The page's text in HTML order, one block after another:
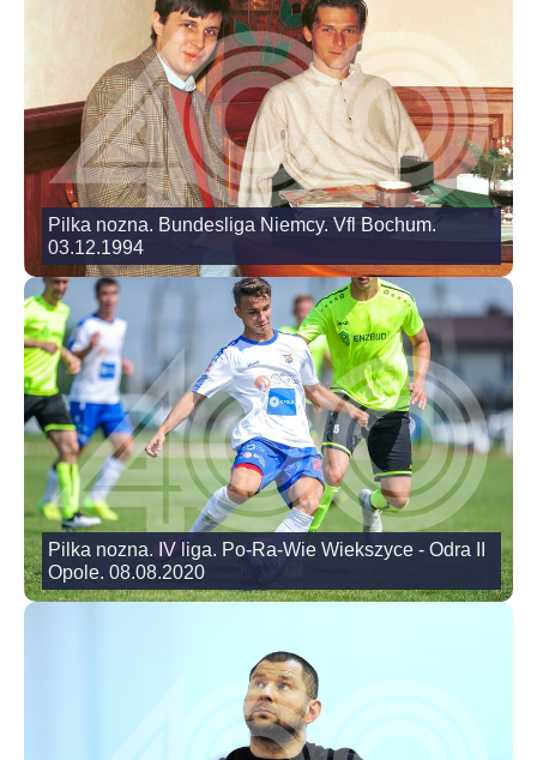
Pilka nozna. Bundesliga Niemcy. Vfl Bochum.
03.12.1994
Pilka nozna. IV liga. Po-Ra-Wie Wiekszyce - Odra II
Opole. 08.08.2020